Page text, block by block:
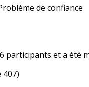
de confiance
participants et a été
407)